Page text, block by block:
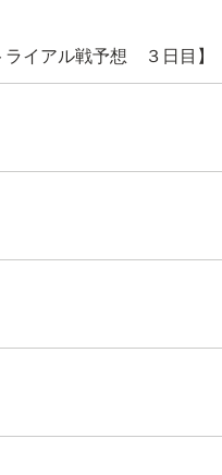
イアル戦予想 ３日目】